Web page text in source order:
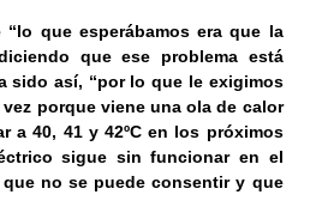
que esperábamos era que la
que ese problema está
sido así, “por lo que le exigimos
porque viene una ola de calor
a 40, 41 y 42ºC en los próximos
sigue sin funcionar en el
que no se puede consentir y que